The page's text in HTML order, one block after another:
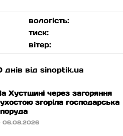
вологість:
тиск:
вітер:
днів відsinoptik.ua
Хустщині через загоряння
згоріла господарська
06.08.2026